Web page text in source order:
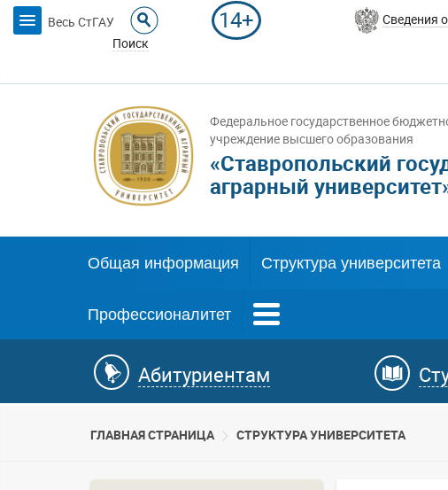
Весь СтГАУ
Поиск
14+ Сведения
Федеральное государственное
учреждение высшего образования
«Ставропольский
аграрный
Общая информация Структура университета
Профессионалитет
Абитуриентам
ГЛАВНАЯ СТРАНИЦА CТРУКТУРА УНИВЕРСИТЕТА